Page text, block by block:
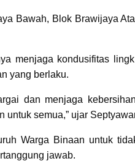
Bawah, Blok Brawijaya
menjaga kondusifitas
yang berlaku.
dan menjaga
untuk semua,” ujar
Warga Binaan untuk
jawab.